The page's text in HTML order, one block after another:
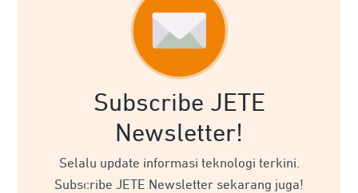
Subscribe JETE
Newsletter!
Selalu update informasi teknologi terkini.
Subscribe JETE Newsletter sekarang juga!